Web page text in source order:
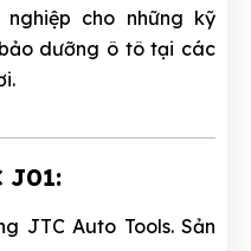
nghiệp cho những kỹ
dưỡng ô tô tại các
J01:
JTC Auto Tools. Sản